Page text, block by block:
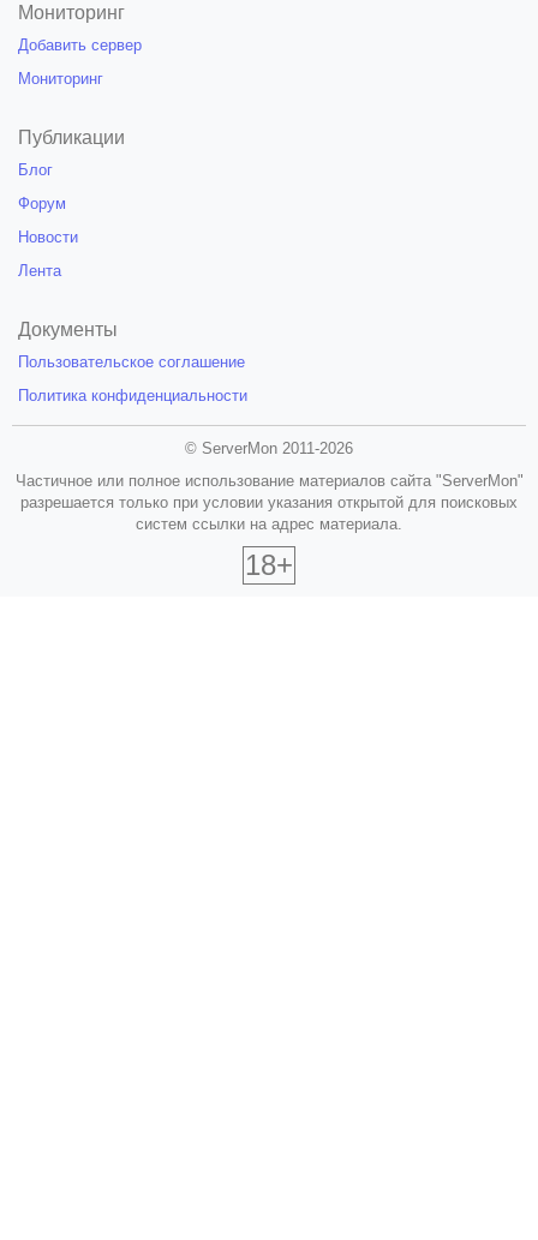
Мониторинг
Добавить сервер
Мониторинг
Публикации
Блог
Форум
Новости
Лента
Документы
Пользовательское соглашение
Политика конфиденциальности
© ServerMon 2011-2026
Частичное или полное использование материалов сайта "ServerMon"
разрешается только при условии указания открытой для поисковых
систем ссылки на адрес материала.
18+